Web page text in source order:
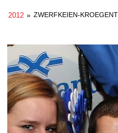
2012 » ZWERFKEIEN-